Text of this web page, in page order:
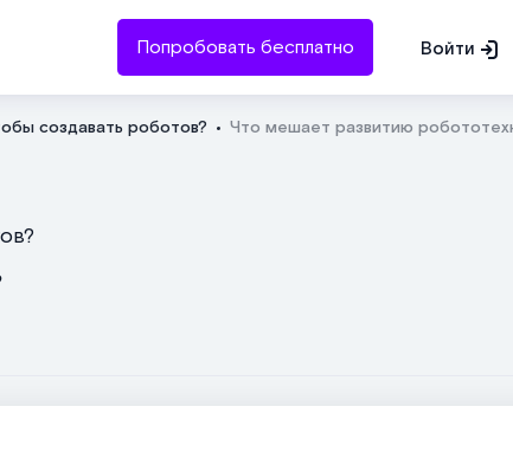
Попробовать бесплатно Войти
создавать роботов? Что мешает развитию